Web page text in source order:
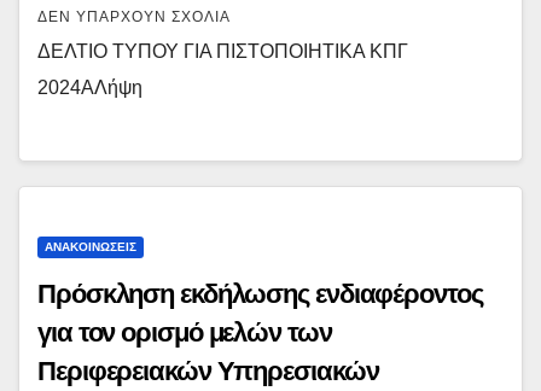
ΔΕΝ ΥΠΆΡΧΟΥΝ ΣΧΌΛΙΑ
ΔΕΛΤΙΟ ΤΥΠΟΥ ΓΙΑ ΠΙΣΤΟΠΟΙΗΤΙΚΑ ΚΠΓ
2024ΑΛήψη
ΑΝΑΚΟΙΝΏΣΕΙΣ
Πρόσκληση εκδήλωσης ενδιαφέροντος
για τον ορισμό μελών των
Περιφερειακών Υπηρεσιακών